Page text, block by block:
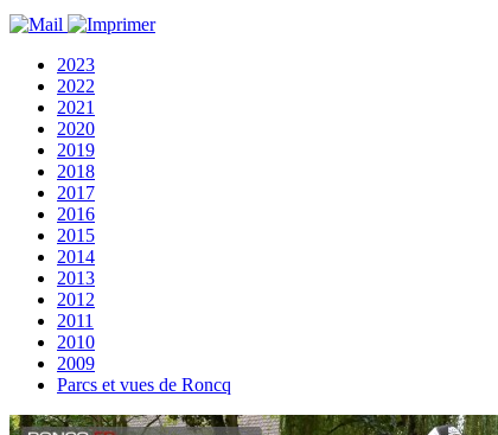
2023
2022
2021
2020
2019
2018
2017
2016
2015
2014
2013
2012
2011
2010
2009
Parcs et vues de Roncq